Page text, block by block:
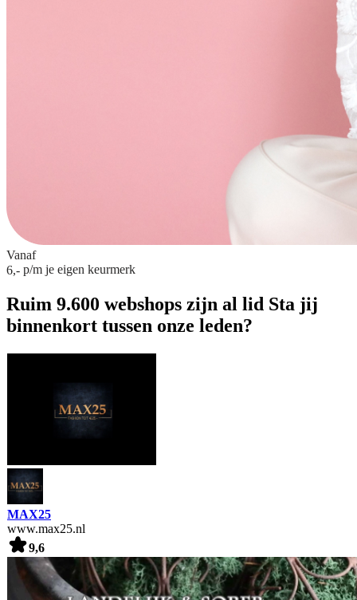
Vanaf
6,- p/m je eigen keurmerk
Ruim 9.600 webshops zijn al lid Sta jij
binnenkort tussen onze leden?
MAX25
www.max25.nl
9,6